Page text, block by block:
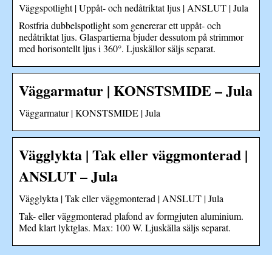
Väggspotlight | Uppåt- och nedåtriktat ljus | ANSLUT | Jula
Rostfria dubbelspotlight som genererar ett uppåt- och
nedåtriktat ljus. Glaspartierna bjuder dessutom på strimmor
med horisontellt ljus i 360°. Ljuskällor säljs separat.
Väggarmatur | KONSTSMIDE – Jula
Väggarmatur | KONSTSMIDE | Jula
Vägglykta | Tak eller väggmonterad |
ANSLUT – Jula
Vägglykta | Tak eller väggmonterad | ANSLUT | Jula
Tak- eller väggmonterad plafond av formgjuten aluminium.
Med klart lyktglas. Max: 100 W. Ljuskälla säljs separat.